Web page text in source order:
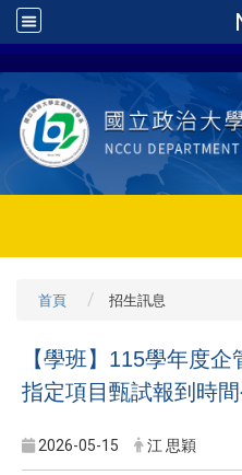
首頁 招生訊息
【學班】115學年度企
指定項目甄試報到時
2026-05-15 江 思穎